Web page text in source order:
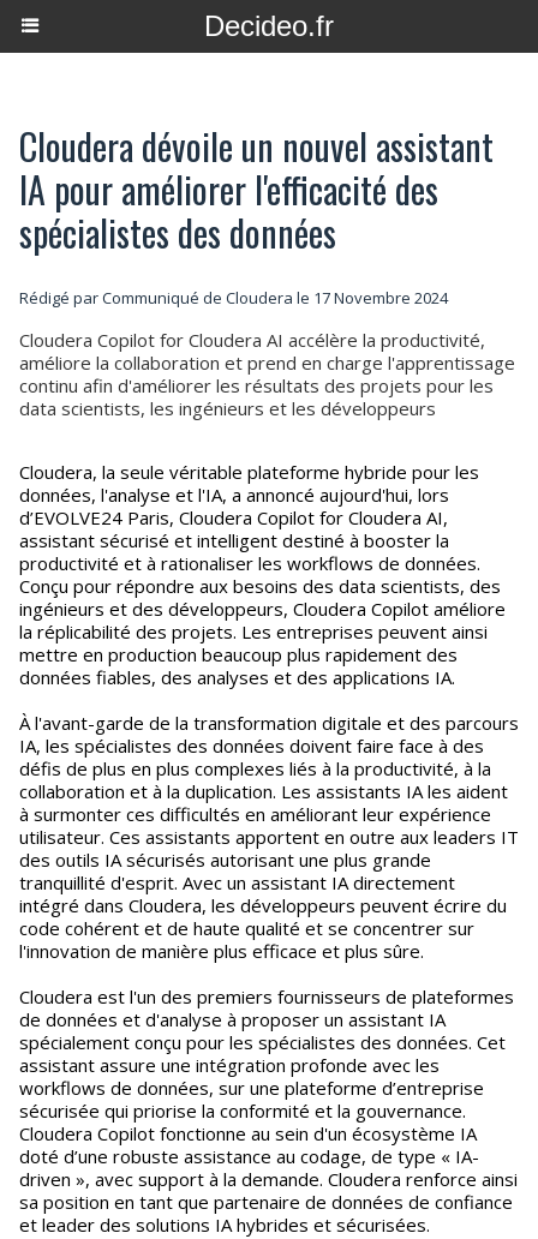
Decideo.fr
Cloudera dévoile un nouvel assistant
IA pour améliorer l'efficacité des
spécialistes des données
Rédigé par Communiqué de Cloudera le 17 Novembre 2024
Cloudera Copilot for Cloudera AI accélère la productivité,
améliore la collaboration et prend en charge l'apprentissage
continu afin d'améliorer les résultats des projets pour les
data scientists, les ingénieurs et les développeurs
Cloudera, la seule véritable plateforme hybride pour les
données, l'analyse et l'IA, a annoncé aujourd'hui, lors
d’EVOLVE24 Paris, Cloudera Copilot for Cloudera AI,
assistant sécurisé et intelligent destiné à booster la
productivité et à rationaliser les workflows de données.
Conçu pour répondre aux besoins des data scientists, des
ingénieurs et des développeurs, Cloudera Copilot améliore
la réplicabilité des projets. Les entreprises peuvent ainsi
mettre en production beaucoup plus rapidement des
données fiables, des analyses et des applications IA.
À l'avant-garde de la transformation digitale et des parcours
IA, les spécialistes des données doivent faire face à des
défis de plus en plus complexes liés à la productivité, à la
collaboration et à la duplication. Les assistants IA les aident
à surmonter ces difficultés en améliorant leur expérience
utilisateur. Ces assistants apportent en outre aux leaders IT
des outils IA sécurisés autorisant une plus grande
tranquillité d'esprit. Avec un assistant IA directement
intégré dans Cloudera, les développeurs peuvent écrire du
code cohérent et de haute qualité et se concentrer sur
l'innovation de manière plus efficace et plus sûre.
Cloudera est l'un des premiers fournisseurs de plateformes
de données et d'analyse à proposer un assistant IA
spécialement conçu pour les spécialistes des données. Cet
assistant assure une intégration profonde avec les
workflows de données, sur une plateforme d’entreprise
sécurisée qui priorise la conformité et la gouvernance.
Cloudera Copilot fonctionne au sein d'un écosystème IA
doté d’une robuste assistance au codage, de type « IA-
driven », avec support à la demande. Cloudera renforce ainsi
sa position en tant que partenaire de données de confiance
et leader des solutions IA hybrides et sécurisées.